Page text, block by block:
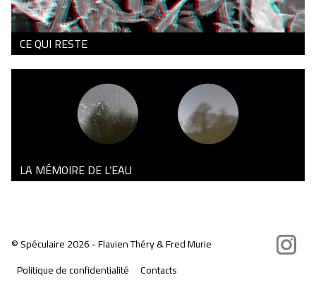
CE QUI RESTE
LA MÉMOIRE DE L’EAU
©Spéculaire2026 - Flavien Théry & Fred Murie
Instagram
Politique de confidentialité
Contacts